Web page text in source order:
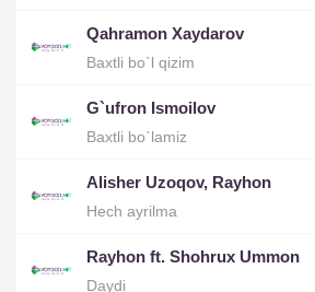
Qahramon Xaydarov
Baxtli bo`l qizim
G`ufron Ismoilov
Baxtli bo`lamiz
Alisher Uzoqov, Rayhon
Hech ayrilma
Rayhon ft. Shohrux Ummon
Daydi